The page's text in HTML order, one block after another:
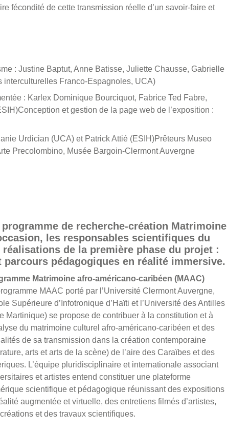
fécondité de cette transmission réelle d’un savoir-faire et
: Justine Baptut, Anne Batisse, Juliette Chausse, Gabrielle
interculturelles Franco-Espagnoles, UCA)
: Karlex Dominique Bourciquot, Fabrice Ted Fabre,
et gestion de la page web de l’exposition :
Urdician (UCA) et Patrick Attié (ESIH)Prêteurs Museo
Precolombino, Musée Bargoin-Clermont Auvergne
de recherche-création Matrimoine
les responsables scientifiques du
de la première phase du projet :
pédagogiques en réalité immersive.
Matrimoine afro-américano-caribéen (MAAC)
MAAC porté par l’Université Clermont Auvergne,
Supérieure d’Infotronique d’Haïti et l’Université des Antilles
Martinique) se propose de contribuer à la constitution et à
du matrimoine culturel afro-américano-caribéen et des
de sa transmission dans la création contemporaine
arts et arts de la scène) de l’aire des Caraïbes et des
L’équipe pluridisciplinaire et internationale associant
et artistes entend constituer une plateforme
scientifique et pédagogique réunissant des expositions
augmentée et virtuelle, des entretiens filmés d’artistes,
et des travaux scientifiques.